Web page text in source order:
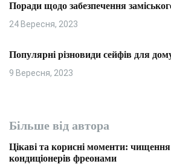
Поради щодо забезпечення
24 Вересня, 2023
Популярні різновиди сейфів для
9 Вересня, 2023
Більше від автора
Цікаві та корисні моменти:
кондиціонерів фреонами